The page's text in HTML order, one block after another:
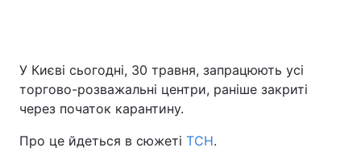
Головна
Україна Політика
У Києві сьогодні, 30 травня, запрацюють усі
торгово-розважальні центри, раніше закриті
через початок карантину.
Про це йдеться в сюжеті ТСН.